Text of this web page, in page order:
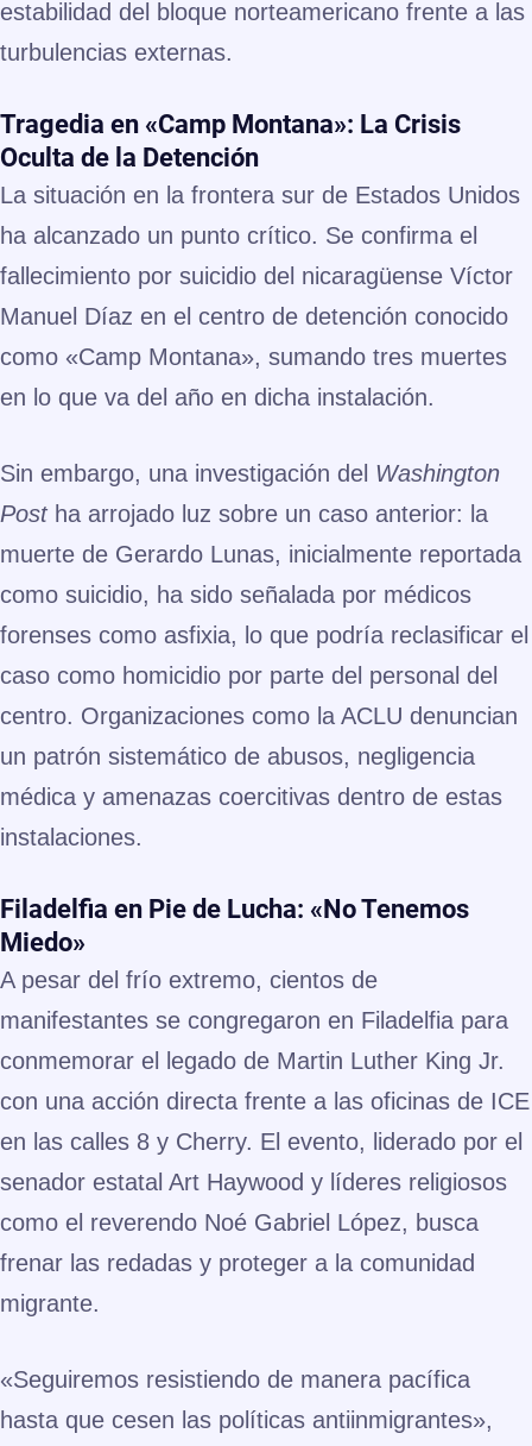
estabilidad del bloque norteamericano frente a las
turbulencias externas.
Tragedia en «Camp Montana»: La Crisis
Oculta de la Detención
La situación en la frontera sur de Estados Unidos
ha alcanzado un punto crítico. Se confirma el
fallecimiento por suicidio del nicaragüense Víctor
Manuel Díaz en el centro de detención conocido
como «Camp Montana», sumando tres muertes
en lo que va del año en dicha instalación.
Sin embargo, una investigación del Washington
Postha arrojado luz sobre un caso anterior: la
muerte de Gerardo Lunas, inicialmente reportada
como suicidio, ha sido señalada por médicos
forenses como asfixia, lo que podría reclasificar el
caso como homicidio por parte del personal del
centro. Organizaciones como la ACLU denuncian
un patrón sistemático de abusos, negligencia
médica y amenazas coercitivas dentro de estas
instalaciones.
Filadelfia en Pie de Lucha: «No Tenemos
Miedo»
A pesar del frío extremo, cientos de
manifestantes se congregaron en Filadelfia para
conmemorar el legado de Martin Luther King Jr.
con una acción directa frente a las oficinas de ICE
en las calles 8 y Cherry. El evento, liderado por el
senador estatal Art Haywood y líderes religiosos
como el reverendo Noé Gabriel López, busca
frenar las redadas y proteger a la comunidad
migrante.
«Seguiremos resistiendo de manera pacífica
hasta que cesen las políticas antiinmigrantes»,